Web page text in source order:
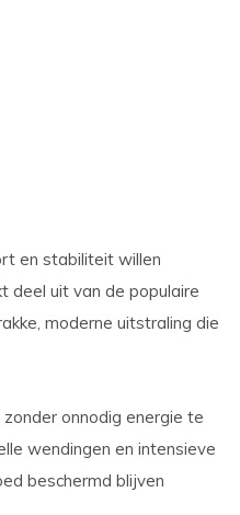
en stabiliteit willen
deel uit van de populaire
moderne uitstraling die
onnodig energie te
wendingen en intensieve
beschermd blijven